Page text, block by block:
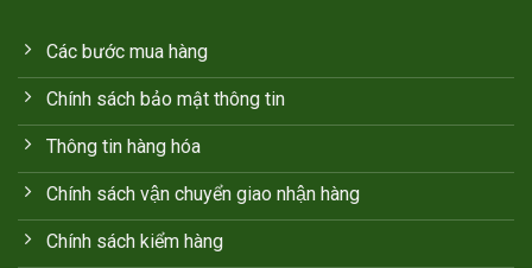
Các bước mua hàng
Chính sách bảo mật thông tin
Thông tin hàng hóa
Chính sách vận chuyển giao nhận hàng
Chính sách kiểm hàng